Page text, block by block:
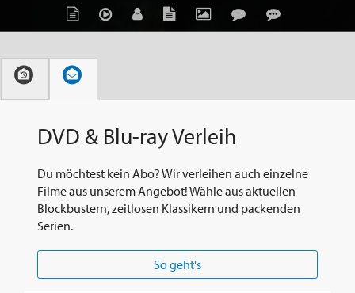
DVD & Blu-ray Verleih
Du möchtest kein Abo? Wir verleihen auch einzelne
Filme aus unserem Angebot! Wähle aus aktuellen
Blockbustern, zeitlosen Klassikern und packenden
Serien.
So geht's